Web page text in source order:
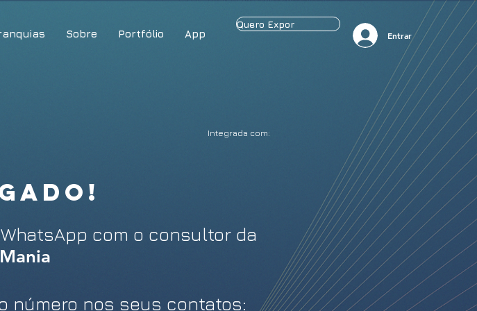
Sobre Portfólio App
Quero Expor
Entrar
Integrada com:
com o consultor da
número nos seus contatos: